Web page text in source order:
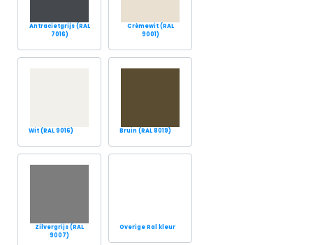
Antracietgrijs (RAL
7016)
Crèmewit (RAL
9001)
Wit (RAL 9016) Bruin (RAL 8019)
Zilvergrijs (RAL
9007)
Overige Ral kleur